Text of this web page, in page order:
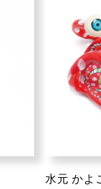
水元 かよ